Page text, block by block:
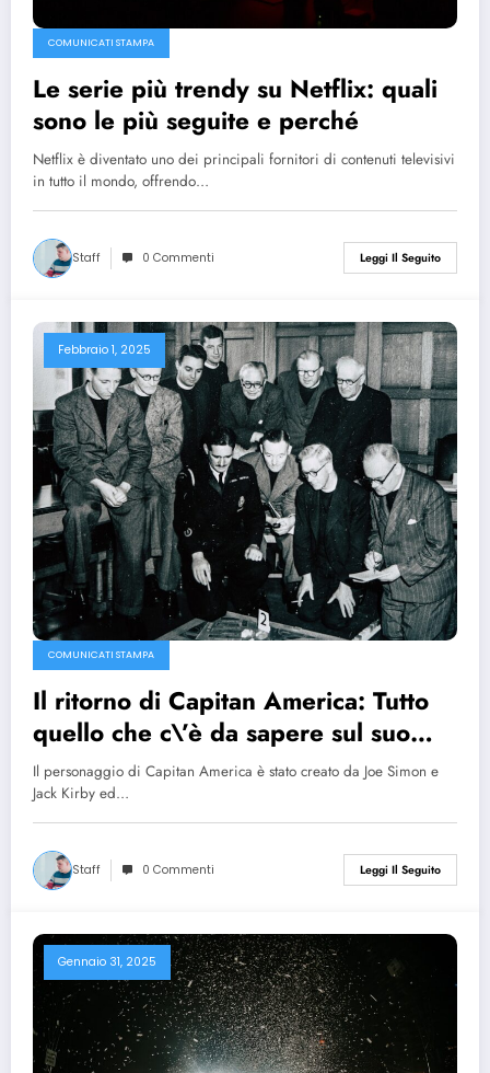
COMUNICATI STAMPA
Le serie più trendy su Netflix: quali
sono le più seguite e perché
Netflix è diventato uno dei principali fornitori di contenuti televisivi
in tutto il mondo, offrendo…
Staff 0 Commenti Leggi Il Seguito
Febbraio 1, 2025
COMUNICATI STAMPA
Il ritorno di Capitan America: Tutto
quello che c\’è da sapere sul suo
ritorno nell\’Universo
Cinematografico Marvel
Il personaggio di Capitan America è stato creato da Joe Simon e
Jack Kirby ed…
Staff 0 Commenti Leggi Il Seguito
Gennaio 31, 2025